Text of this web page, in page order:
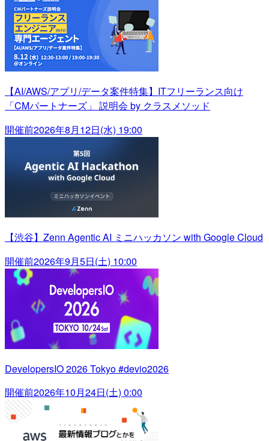
【AI/AWS/アプリ/データ案件特集】ITフリーランス向け
「CMパートナーズ」 説明会 by クラスメソッド
開催前2026年8月12日(水) 19:00
【渋谷】Zenn Agentic AI ミニハッカソン with Google Cloud
開催前2026年9月5日(土) 10:00
DevelopersIO 2026 Tokyo #devio2026
開催前2026年10月24日(土) 0:00